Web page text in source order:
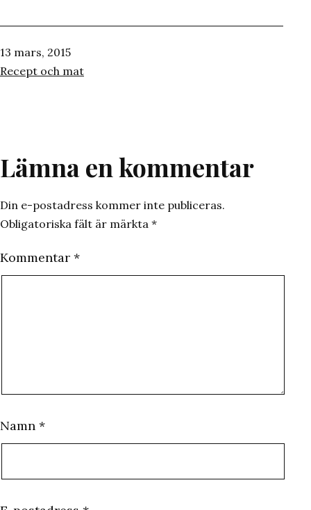
Publicerat
den
13 mars, 2015
Kategoriserat
Recept och mat
Lämna en kommentar
Din e-postadress kommer inte publiceras.
Obligatoriska fält är märkta *
Kommentar *
Namn *